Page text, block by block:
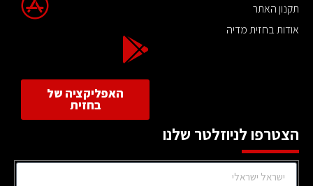
תקנון האתר
אודות בחזית מדיה
האפליקציה של
בחזית
הצטרפו לניוזלטר שלנו